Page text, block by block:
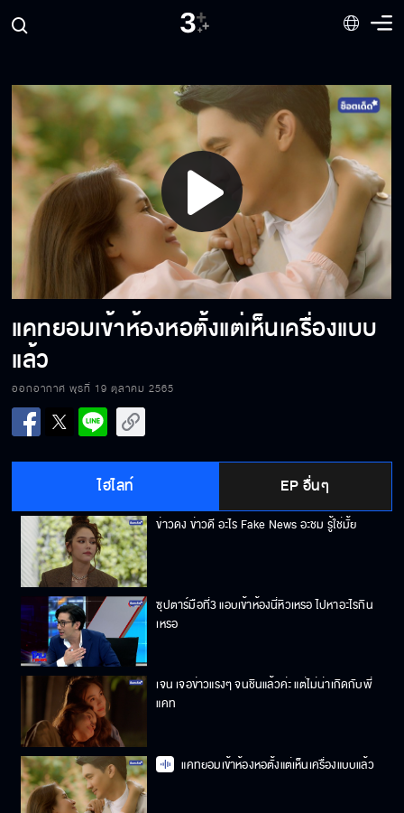
Play
Video
แคทยอมเข้าห้องหอตั้งแต่เห็นเครื่องแบบ
แล้ว
ออกอากาศ พุธที่ 19 ตุลาคม 2565
ไฮไลท์ EP อื่นๆ
ข่าวดง ข่าวดี อะไร Fake News อะชม รู้ใช่มั้ย
ซุปตาร์มือที่3 แอบเข้าห้องนี่หิวเหรอ ไปหาอะไรกิน
เหรอ
เจน เจอข่าวแรงๆ จนชินแล้วค่ะ แต่ไม่น่าเกิดกับพี่
แคท
แคทยอมเข้าห้องหอตั้งแต่เห็นเครื่องแบบแล้ว